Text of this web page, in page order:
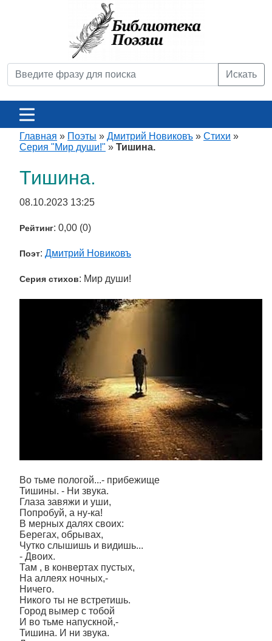
Искать
Главная » Поэты » Дмитрий Новиковъ » Стихи »
Серия "Мир души!" » Тишина.
Тишина.
08.10.2023 13:25
Рейтинг: 0,00 (0)
Поэт: Дмитрий Новиковъ
Серия стихов: Мир души!
Во тьме пологой...- прибежище
Тишины. - Ни звука.
Глаза завяжи и уши,
Попробуй, а ну-ка!
В мерных далях своих:
Берегах, обрывах,
Чутко слышишь и видишь...
- Двоих.
Там , в конвертах пустых,
На аллеях ночных,-
Ничего.
Никого ты не встретишь.
Город вымер с тобой
И во тьме напускной,-
Тишина. И ни звука.